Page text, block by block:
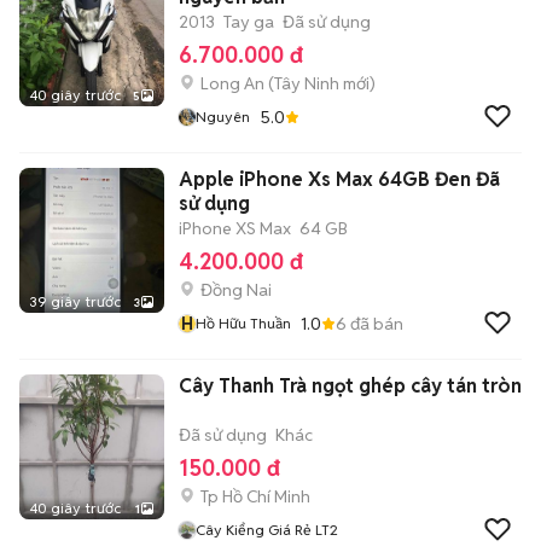
40 giây trước 5
2013 Tay ga Đã sử dụng
6.700.000 đ
Long An (Tây Ninh mới)
Nguyên 5.0
39 giây trước 3
Apple iPhone Xs Max 64GB Đen Đã
sử dụng
iPhone XS Max 64 GB
4.200.000 đ
Đồng Nai
HHồ Hữu Thuần 1.0 6 đã bán
40 giây trước 1
Cây Thanh Trà ngọt ghép cây tán tròn
Đã sử dụng Khác
150.000 đ
Tp Hồ Chí Minh
Cây Kiểng Giá Rẻ LT2